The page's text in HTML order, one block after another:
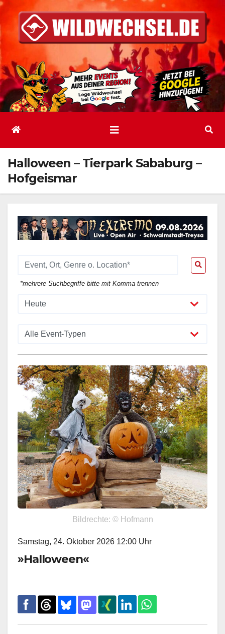
Inhalt
springen
Halloween – Tierpark Sababurg –
Hofgeismar
*mehrere Suchbegriffe bitte mit Komma trennen
Bildrechte: © Hofmann
Samstag, 24. Oktober 2026 12:00 Uhr
»Halloween«